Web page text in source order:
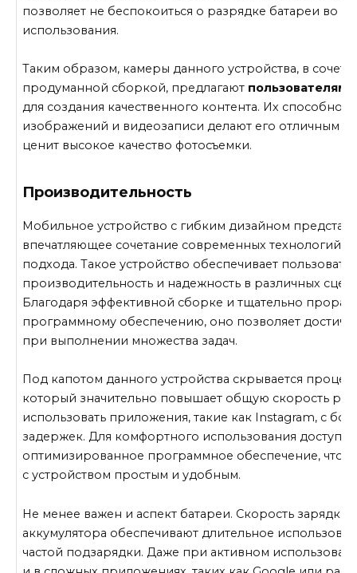
позволяет не беспокоиться о разрядке батареи во
использования.
Таким образом, камеры данного устройства, в
продуманной сборкой, предлагают пользователям
для создания качественного контента. Их
изображений и видеозаписи делают его отличным
ценит высокое качество фотосъемки.
Производительность
Мобильное устройство с гибким дизайном
впечатляющее сочетание современных технологий
подхода. Такое устройство обеспечивает
производительность и надежность в различных
Благодаря эффективной сборке и тщательно
программному обеспечению, оно позволяет достичь
при выполнении множества задач.
Под капотом данного устройства скрывается
который значительно повышает общую скорость
использовать приложения, такие как Instagram, с
задержек. Для комфортного использования
оптимизированное программное обеспечение, что
с устройством простым и удобным.
Не менее важен и аспект батареи. Скорость зарядки
аккумулятора обеспечивают длительное
частой подзарядки. Даже при активном